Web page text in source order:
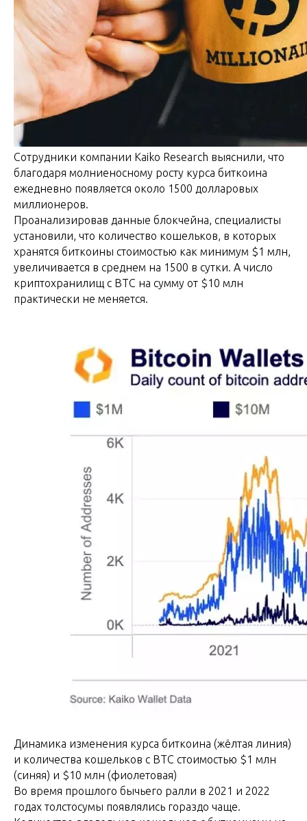
Сотрудники компании Kaiko Research выяснили, что
благодаря молниеносному росту курса биткоина
ежедневно появляется около 1500 долларовых
миллионеров.
Проанализировав данные блокчейна, специалисты
установили, что количество кошельков, в которых
хранятся биткоины стоимостью как минимум $1 млн,
увеличивается в среднем на 1500 в сутки. А число
криптохранилищ с BTC на сумму от $10 млн
практически не меняется.
Динамика изменения курса биткоина (жёлтая линия)
и количества кошельков с BTC стоимостью $1 млн
(синяя) и $10 млн (фиолетовая)
Во время прошлого бычьего ралли в 2021 и 2022
годах толстосумы появлялись гораздо чаще.